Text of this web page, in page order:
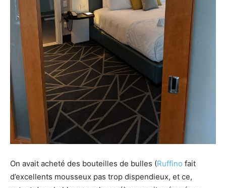
On avait acheté des bouteilles de bulles (Ruffino fait
d’excellents mousseux pas trop dispendieux, et ce,